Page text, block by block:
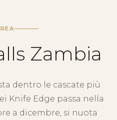
Zambia
dentro le cascate più
Knife Edge passa nella
a dicembre, si nuota